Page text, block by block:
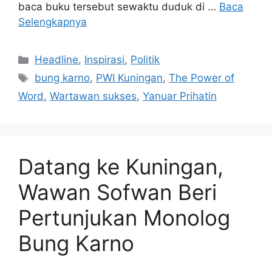
baca buku tersebut sewaktu duduk di … Baca
Selengkapnya
Kategori
Headline, Inspirasi, Politik
Tag
bung karno, PWI Kuningan,The Power of
Word, Wartawan sukses, Yanuar Prihatin
Datang ke Kuningan,
Wawan Sofwan Beri
Pertunjukan Monolog
Bung Karno